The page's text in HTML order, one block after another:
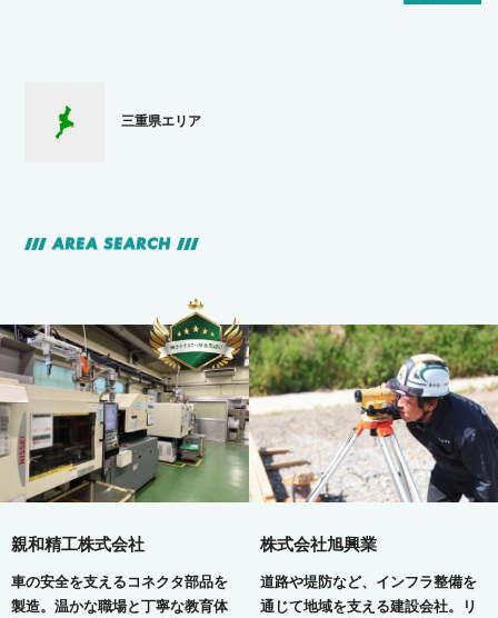
三重県エリア
AREA SEARCH
親和精工株式会社
車の安全を支えるコネクタ部品を
製造。温かな職場と丁寧な教育体
株式会社旭興業
道路や堤防など、インフラ整備を
通じて地域を支える建設会社。リ